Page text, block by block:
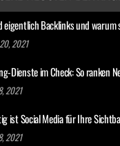
eigentlich Backlinks und
2021
Dienste im Check: So ranken
2021
ist Social Media für Ihre
2021